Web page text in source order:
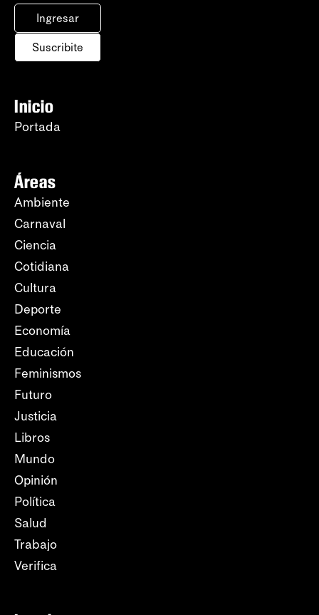
Ingresar
Suscribite
Inicio
Portada
Áreas
Ambiente
Carnaval
Ciencia
Cotidiana
Cultura
Deporte
Economía
Educación
Feminismos
Futuro
Justicia
Libros
Mundo
Opinión
Política
Salud
Trabajo
Verifica